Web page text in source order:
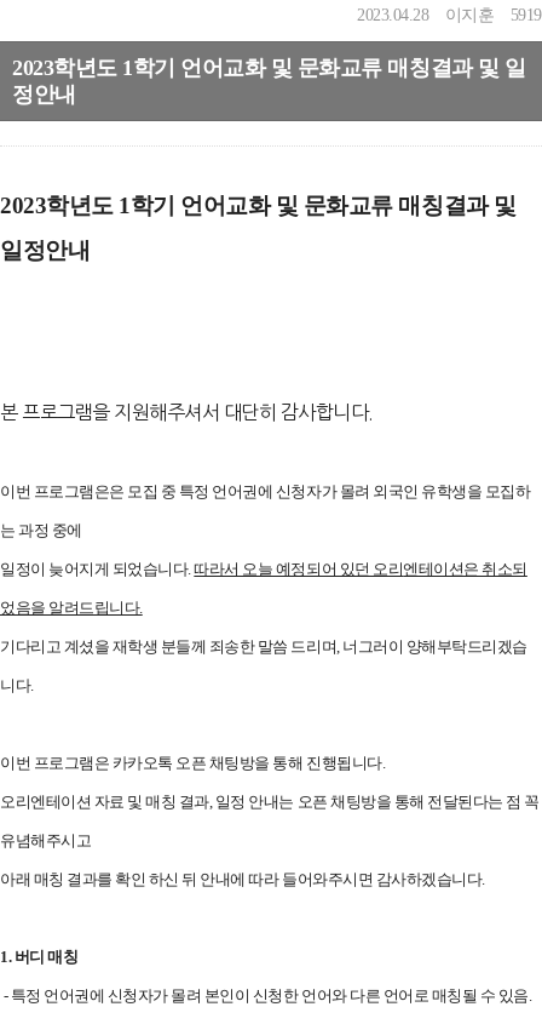
2023.04.28 이지훈 5919
2023학년도 1학기 언어교화 및 문화교류 매칭결과 및 일
정안내
2023학년도 1학기 언어교화 및 문화교류 매칭결과 및
일정안내
본 프로그램을 지원해주셔서 대단히 감사합니다.
이번 프로그램은은 모집 중 특정 언어권에 신청자가 몰려 외국인 유학생을 모집하
는 과정 중에
일정이 늦어지게 되었습니다.따라서 오늘 예정되어 있던 오리엔테이션은 취소되
었음을 알려드립니다.
기다리고 계셨을 재학생 분들께 죄송한 말씀 드리며, 너그러이 양해부탁드리겠습
니다.
이번 프로그램은 카카오톡 오픈 채팅방을 통해 진행됩니다.
오리엔테이션 자료 및 매칭 결과, 일정 안내는 오픈 채팅방을 통해 전달된다는 점 꼭
유념해주시고
아래 매칭 결과를 확인 하신 뒤 안내에 따라 들어와주시면 감사하겠습니다.
1. 버디매칭
- 특정 언어권에 신청자가 몰려 본인이 신청한 언어와 다른 언어로 매칭될 수 있음.